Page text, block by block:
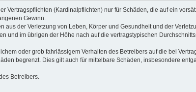
Vertragspflichten (Kardinalpflichten) nur für Schäden, die auf ein
Gewinn.
der Verletzung von Leben, Körper und Gesundheit und der
und im übrigen der Höhe nach auf die vertragstypischen
oder grob fahrlässigem Verhalten des Betreibers auf die bei
begrenzt. Dies gilt auch für mittelbare Schäden, insbesondere
Betreibers.